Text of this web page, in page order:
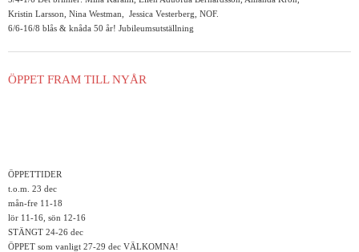
Kristin Larsson, Nina Westman, Jessica Vesterberg, NOF.
6/6-16/8 blås & knåda 50 år! Jubileumsutställning
ÖPPET FRAM TILL NYÅR
ÖPPETTIDER
t.o.m. 23 dec
mån-fre 11-18
lör 11-16, sön 12-16
STÄNGT 24-26 dec
ÖPPET som vanligt 27-29 dec VÄLKOMNA!